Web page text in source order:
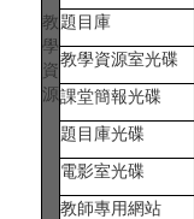
教
學
資
源
題目庫
教學資源室光碟
課堂簡報光碟
題目庫光碟
電影室光碟
教師專用網站